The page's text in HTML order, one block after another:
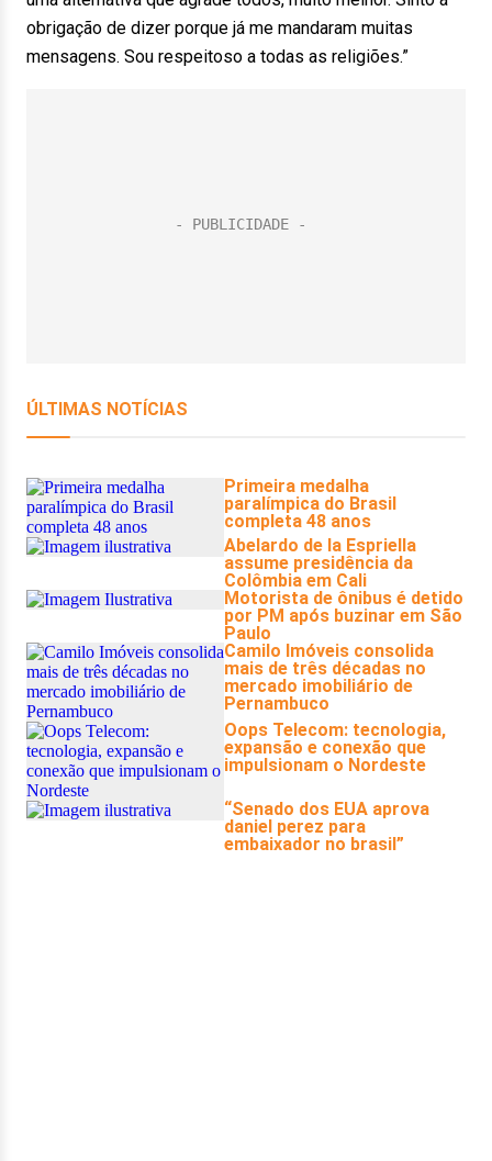
obrigação de dizer porque já me mandaram muitas
mensagens. Sou respeitoso a todas as religiões.”